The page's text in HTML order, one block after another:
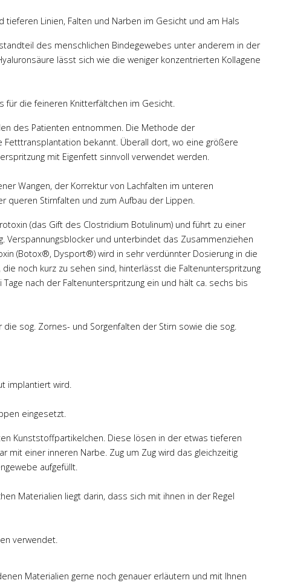
Prof. Dr. Engel
Ausgesprochen kompetenter,
Nimmt sich viel Zeit für die
Aufklärung. Beantwortet Emails
innerhalb kürzester Zeit. Sehr
freundlich, empathisch und
zugewandt. Chirugischisches
Ergebnis nach Liposuktion an
den Knien sehr
zufriedenstellend. Zudem
aufmerksam. 100%
vertrauenswürdiger Arzt. Hab
absolut zufrieden.
Linien, Falten und Narben im Gesicht und am Hals
des menschlichen Bindegewebes unter anderem in der
lässt sich wie die weniger konzentrierten Kollagene
für die feineren Knitterfältchen im Gesicht.
des Patienten entnommen. Die Methode der
bekannt. Überall dort, wo eine größere
mit Eigenfett sinnvoll verwendet werden.
Wangen, der Korrektur von Lachfalten im unteren
queren Stirnfalten und zum Aufbau der Lippen.
(das Gift des Clostridium Botulinum) und führt zu einer
Verspannungsblocker und unterbindet das Zusammenziehen
(Botox®, Dysport®) wird in sehr verdünnter Dosierung in die
noch kurz zu sehen sind, hinterlässt die Faltenunterspritzung
nach der Faltenunterspritzung ein und hält ca. sechs bis
sog. Zornes- und Sorgenfalten der Stirn sowie die sog.
implantiert wird.
eingesetzt.
Kunststoffpartikelchen. Diese lösen in der etwas tieferen
mit einer inneren Narbe. Zug um Zug wird das gleichzeitig
aufgefüllt.
Materialien liegt darin, dass sich mit ihnen in der Regel
verwendet.
Materialien gerne noch genauer erläutern und mit Ihnen